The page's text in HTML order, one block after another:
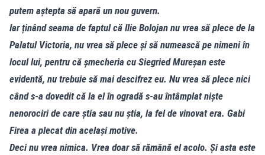
putem aștepta să apară un nou guvern.
Iar ținând seama de faptul că Ilie Bolojan nu vrea să plece de la
Palatul Victoria, nu vrea să plece și să numească pe nimeni în
locul lui, pentru că șmecheria cu Siegried Mureșan este
evidentă, nu trebuie să mai descifrez eu. Nu vrea să plece nici
când s-a dovedit că la el în ogradă s-au întâmplat niște
nenorociri de care știa sau nu știa, la fel de vinovat era. Gabi
Firea a plecat din același motive.
Deci nu vrea nimica. Vrea doar să rămână el acolo. Și asta este